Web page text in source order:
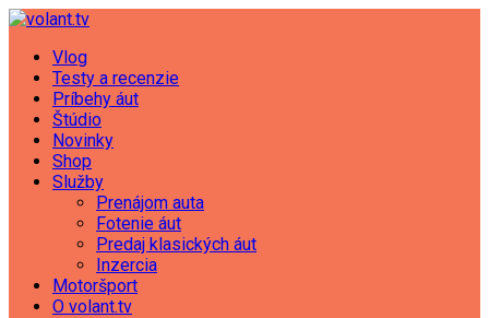
Vlog
Testy a recenzie
Príbehy áut
Štúdio
Novinky
Shop
Služby
Prenájom auta
Fotenie áut
Predaj klasických áut
Inzercia
Motoršport
O volant.tv